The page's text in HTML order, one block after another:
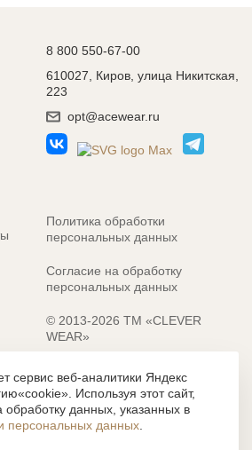
8 800 550-67-00
610027, Киров, улица Никитская,
223
opt@acewear.ru
Политика обработки
персональных данных
Согласие на обработку
персональных данных
© 2013-2026 ТМ «CLEVER
WEAR»
Разработка сайта: MACHAON
или отраженное на сайте
но не ограничиваясь, текстом,
иллюстрациями и т.д., являются
сервис веб-аналитики Яндекс
Используя этот сайт,
обработку данных, указанных в
персональных данных